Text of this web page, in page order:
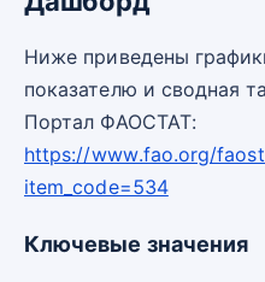
Ниже приведены
показателю и сводная
Портал ФАОСТАТ:
https://www.fao.org/
item_code=534
Ключевые значения